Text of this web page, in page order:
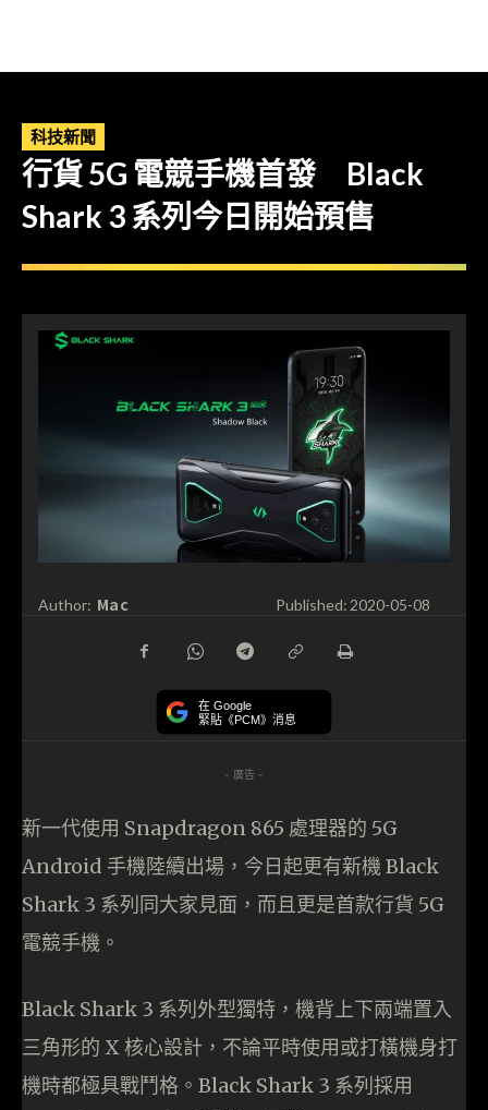
科技新聞
行貨 5G 電競手機首發 Black
Shark 3 系列今日開始預售
Author: Mac Published: 2020-05-08
在 Google
緊貼《PCM》消息
- 廣告 -
新一代使用 Snapdragon 865 處理器的 5G
Android 手機陸續出場，今日起更有新機 Black
Shark 3 系列同大家見面，而且更是首款行貨 5G
電競手機。
Black Shark 3 系列外型獨特，機背上下兩端置入
三角形的 X 核心設計，不論平時使用或打橫機身打
機時都極具戰鬥格。Black Shark 3 系列採用